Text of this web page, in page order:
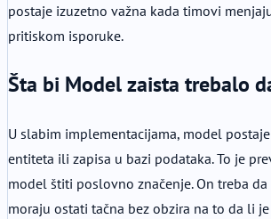
postaje izuzetno važna kada timovi
pritiskom isporuke.
Šta bi Model zaista trebalo
U slabim implementacijama, model
entiteta ili zapisa u bazi podataka. To je
model štiti poslovno značenje. On treba
moraju ostati tačna bez obzira na to da li